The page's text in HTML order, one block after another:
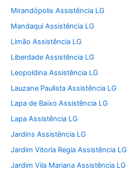
Mirandópolis Assistência LG
Mandaqui Assistência LG
Limão Assistência LG
Liberdade Assistência LG
Leopoldina Assistência LG
Lauzane Paulista Assistência LG
Lapa de Baixo Assistência LG
Lapa Assistência LG
Jardins Assistência LG
Jardim Vitoria Regia Assistência LG
Jardim Vila Mariana Assistência LG